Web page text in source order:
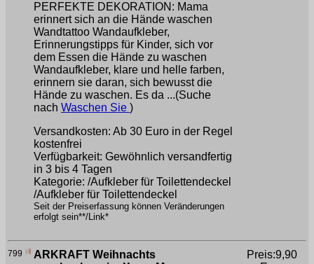
PERFEKTE DEKORATION: Mama
erinnert sich an die Hände waschen
Wandtattoo Wandaufkleber,
Erinnerungstipps für Kinder, sich vor
dem Essen die Hände zu waschen
Wandaufkleber, klare und helle farben,
erinnern sie daran, sich bewusst die
Hände zu waschen. Es da ...(Suche
nach Waschen Sie )
Versandkosten: Ab 30 Euro in der Regel
kostenfrei
Verfügbarkeit: Gewöhnlich versandfertig
in 3 bis 4 Tagen
Kategorie: /Aufkleber für Toilettendeckel
/Aufkleber für Toilettendeckel
Seit der Preiserfassung können Veränderungen
erfolgt sein**/Link*
799
ARKRAFT Weihnachts
Preis:9,90